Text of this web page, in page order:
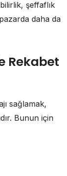
şeffaflık
daha da
Rekabet
sağlamak,
Bunun için